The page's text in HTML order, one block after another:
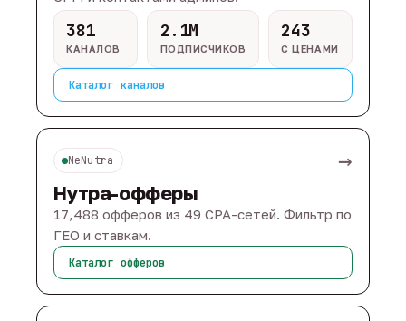
381
КАНАЛОВ
2.1M
ПОДПИСЧИКОВ
243
С ЦЕНАМИ
Каталог каналов
NeNutra →
Нутра-офферы
17,488 офферов из 49 CPA-сетей. Фильтр по
ГЕО и ставкам.
Каталог офферов